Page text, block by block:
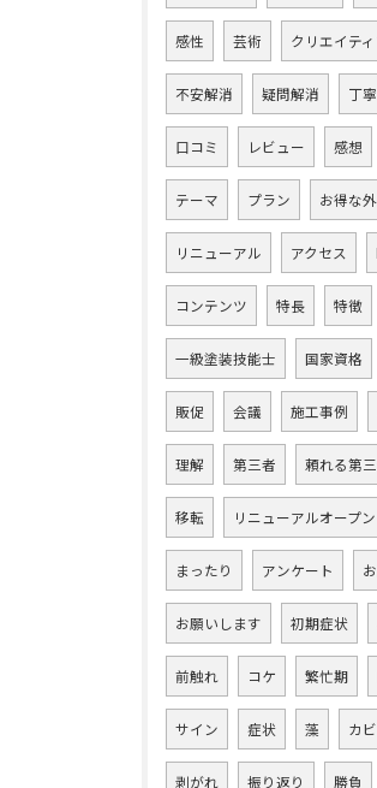
感性 芸術 クリエイテ
不安解消 疑問解消 丁
口コミ レビュー 感想
テーマ プラン お得な
リニューアル アクセス
コンテンツ 特長 特徴
一級塗装技能士 国家資格
販促 会議 施工事例
理解 第三者 頼れる第
移転 リニューアルオープン
まったり アンケート
お願いします 初期症状
前触れ コケ 繁忙期
サイン 症状 藻 カビ
剥がれ 振り返り 勝負